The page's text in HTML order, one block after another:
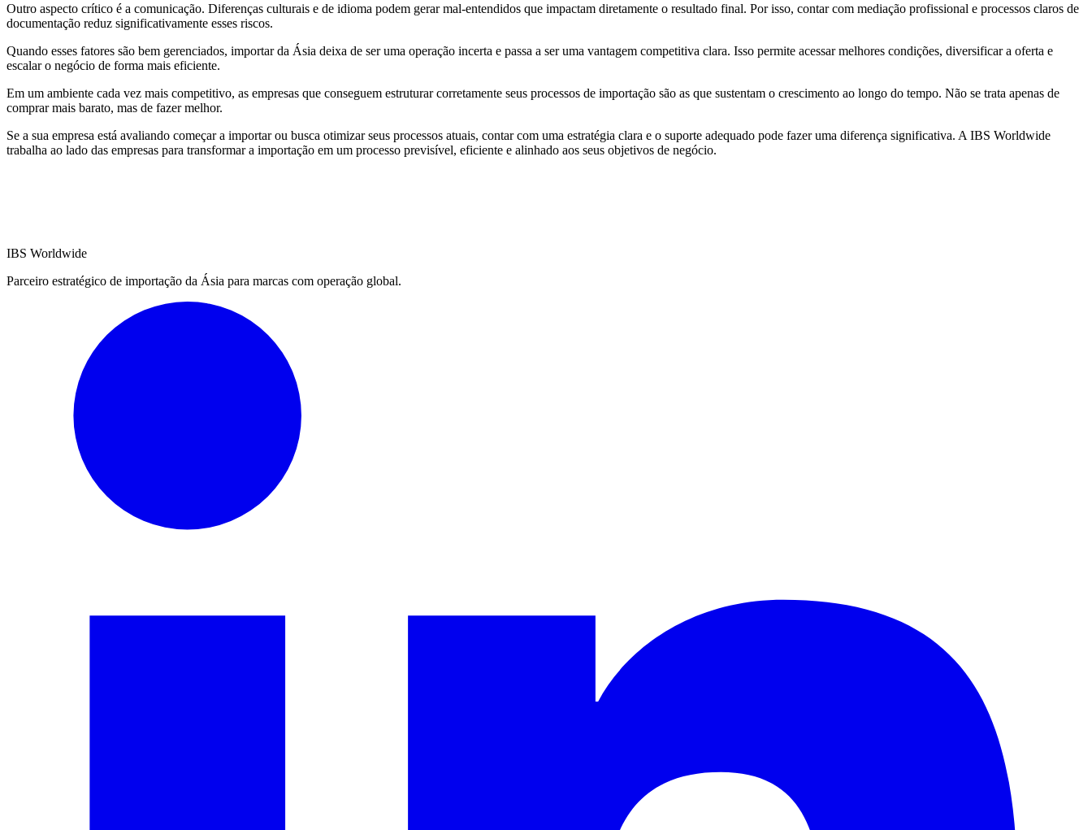
Outro aspecto crítico é a comunicação. Diferenças culturais e de idioma podem gerar mal-entendidos que impactam diretamente o resultado final. Por isso, contar com mediação profissional e processos claros de
documentação reduz significativamente esses riscos.
Quando esses fatores são bem gerenciados, importar da Ásia deixa de ser uma operação incerta e passa a ser uma vantagem competitiva clara. Isso permite acessar melhores condições, diversificar a oferta e
escalar o negócio de forma mais eficiente.
Em um ambiente cada vez mais competitivo, as empresas que conseguem estruturar corretamente seus processos de importação são as que sustentam o crescimento ao longo do tempo. Não se trata apenas de
comprar mais barato, mas de fazer melhor.
Se a sua empresa está avaliando começar a importar ou busca otimizar seus processos atuais, contar com uma estratégia clara e o suporte adequado pode fazer uma diferença significativa. A IBS Worldwide
trabalha ao lado das empresas para transformar a importação em um processo previsível, eficiente e alinhado aos seus objetivos de negócio.
IBS Worldwide
Parceiro estratégico de importação da Ásia para marcas com operação global.